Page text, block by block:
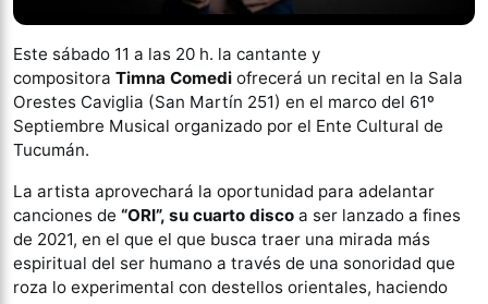
Este sábado 11 a las 20 h. la cantante y
compositora Timna Comedi ofrecerá un recital en la Sala
Orestes Caviglia (San Martín 251) en el marco del 61º
Septiembre Musical organizado por el Ente Cultural de
Tucumán.
La artista aprovechará la oportunidad para adelantar
canciones de “ORI”, su cuarto disco a ser lanzado a fines
de 2021, en el que el que busca traer una mirada más
espiritual del ser humano a través de una sonoridad que
roza lo experimental con destellos orientales, haciendo